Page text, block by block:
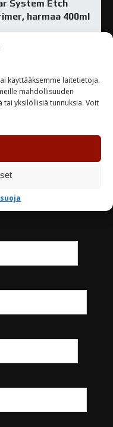
käyttääksemme laitetietoja.
mahdollisuuden
tai yksilöllisiä tunnuksia. Voit
System Etch
harmaa 400ml
TUTUSTU
yhteyttä